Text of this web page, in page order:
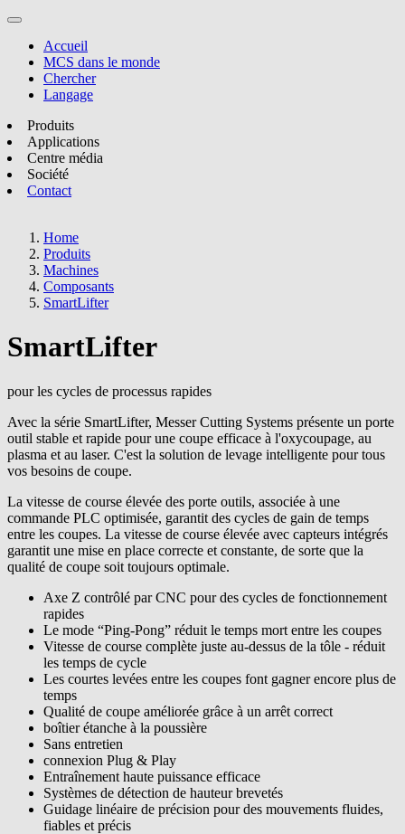
Accueil
MCS dans le monde
Chercher
Langage
Produits
Applications
Centre média
Société
Contact
Home
Produits
Machines
Composants
SmartLifter
SmartLifter
pour les cycles de processus rapides
Avec la série SmartLifter, Messer Cutting Systems présente un porte
outil stable et rapide pour une coupe efficace à l'oxycoupage, au
plasma et au laser. C'est la solution de levage intelligente pour tous
vos besoins de coupe.
La vitesse de course élevée des porte outils, associée à une
commande PLC optimisée, garantit des cycles de gain de temps
entre les coupes. La vitesse de course élevée avec capteurs intégrés
garantit une mise en place correcte et constante, de sorte que la
qualité de coupe soit toujours optimale.
Axe Z contrôlé par CNC pour des cycles de fonctionnement
rapides
Le mode “Ping-Pong” réduit le temps mort entre les coupes
Vitesse de course complète juste au-dessus de la tôle - réduit
les temps de cycle
Les courtes levées entre les coupes font gagner encore plus de
temps
Qualité de coupe améliorée grâce à un arrêt correct
boîtier étanche à la poussière
Sans entretien
connexion Plug & Play
Entraînement haute puissance efficace
Systèmes de détection de hauteur brevetés
Guidage linéaire de précision pour des mouvements fluides,
fiables et précis